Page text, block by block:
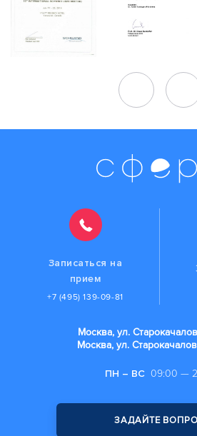
Записаться на
прием
+7 (495) 139-09-81
Москва, ул.
Москва, ул.
ПН – ВС 09:00 —
ЗАДАЙТЕ